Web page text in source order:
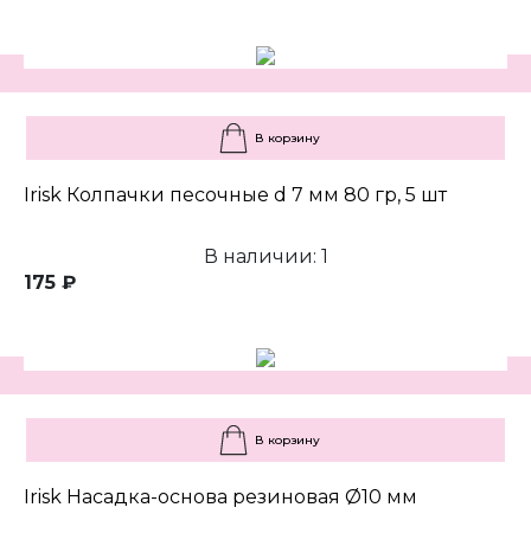
В корзину
Irisk Колпачки песочные d 7 мм 80 гр, 5 шт
В наличии: 1
175 ₽
В корзину
Irisk Насадка-основа резиновая Ø10 мм